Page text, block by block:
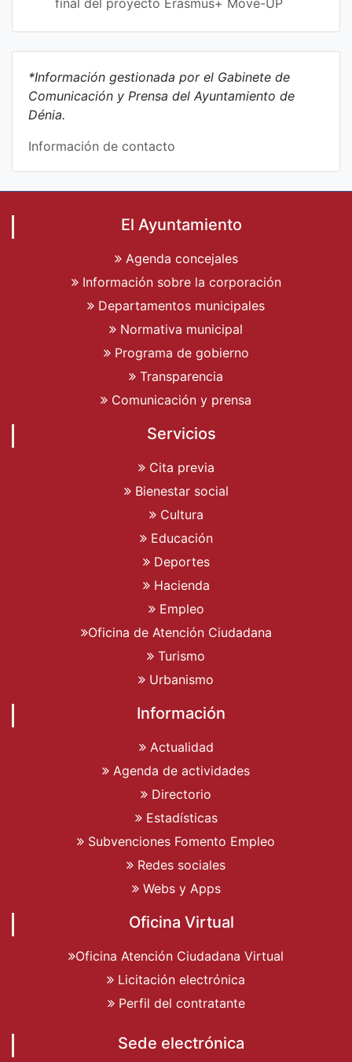
final del proyecto Erasmus+ Move-UP
*Información gestionada por el Gabinete de
Comunicación y Prensa del Ayuntamiento de
Dénia.
Información de contacto
El Ayuntamiento
Agenda concejales
Información sobre la corporación
Departamentos municipales
Normativa municipal
Programa de gobierno
Transparencia
Comunicación y prensa
Servicios
Cita previa
Bienestar social
Cultura
Educación
Deportes
Hacienda
Empleo
Oficina de Atención Ciudadana
Turismo
Urbanismo
Información
Actualidad
Agenda de actividades
Directorio
Estadísticas
Subvenciones Fomento Empleo
Redes sociales
Webs y Apps
Oficina Virtual
Oficina Atención Ciudadana Virtual
Licitación electrónica
Perfil del contratante
Sede electrónica